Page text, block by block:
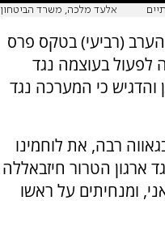
אלעד מלכה, משרד הביטחון
(רביעי) בטקס פרס
לפעול בעוצמה נגד
והדגיש כי המערכה נגד
רבה, את לוחמינו
ארגון הטרור חיזבאללה
ומנחיתים על ראשו